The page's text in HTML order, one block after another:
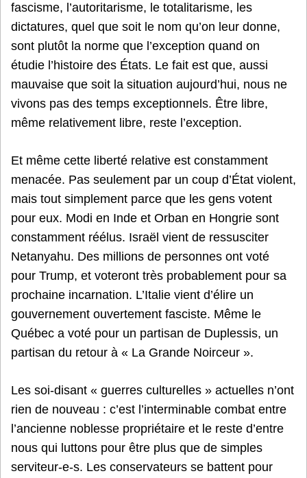
fascisme, l’autoritarisme, le totalitarisme, les
dictatures, quel que soit le nom qu’on leur donne,
sont plutôt la norme que l’exception quand on
étudie l’histoire des États. Le fait est que, aussi
mauvaise que soit la situation aujourd’hui, nous ne
vivons pas des temps exceptionnels. Être libre,
même relativement libre, reste l’exception.
Et même cette liberté relative est constamment
menacée. Pas seulement par un coup d’État violent,
mais tout simplement parce que les gens votent
pour eux. Modi en Inde et Orban en Hongrie sont
constamment réélus. Israël vient de ressusciter
Netanyahu. Des millions de personnes ont voté
pour Trump, et voteront très probablement pour sa
prochaine incarnation. L’Italie vient d’élire un
gouvernement ouvertement fasciste. Même le
Québec a voté pour un partisan de Duplessis, un
partisan du retour à « La Grande Noirceur ».
Les soi-disant « guerres culturelles » actuelles n’ont
rien de nouveau : c’est l’interminable combat entre
l’ancienne noblesse propriétaire et le reste d’entre
nous qui luttons pour être plus que de simples
serviteur-e-s. Les conservateurs se battent pour